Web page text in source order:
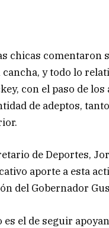
chicas comentaron
y todo lo
con el paso de los
de adeptos,
de Deportes,
aporte a esta
del Gobernador
es el de seguir